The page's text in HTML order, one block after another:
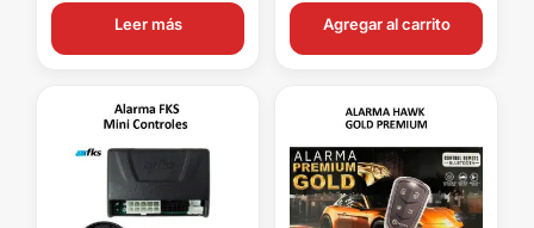
Leer más Agregar al carrito